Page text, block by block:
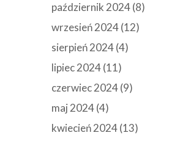
październik 2024(8)
wrzesień 2024(12)
sierpień 2024(4)
lipiec 2024(11)
czerwiec 2024(9)
maj 2024(4)
kwiecień 2024(13)